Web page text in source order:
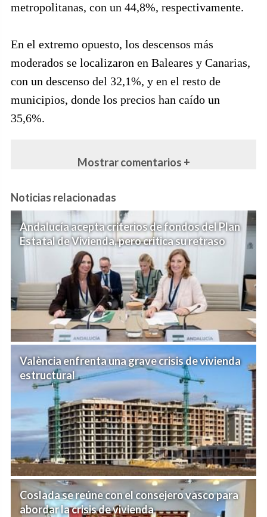
metropolitanas, con un 44,8%, respectivamente.
En el extremo opuesto, los descensos más
moderados se localizaron en Baleares y Canarias,
con un descenso del 32,1%, y en el resto de
municipios, donde los precios han caído un
35,6%.
Mostrar comentarios +
Noticias relacionadas
Andalucía acepta criterios de fondos del Plan
Estatal de Vivienda, pero critica su retraso
València enfrenta una grave crisis de vivienda
estructural
Coslada se reúne con el consejero vasco para
abordar la crisis de vivienda